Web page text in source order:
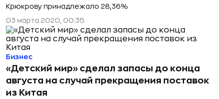
Крюкрову принадлежало 28,36%
03 марта 2020, 00:35
«Детский мир» сделал запасы до конца
августа на случай прекращения поставок
из Китая
Бизнес